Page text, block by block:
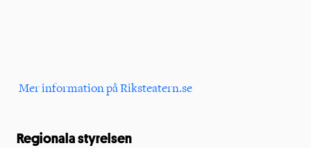
Mer information på Riksteatern.se
Regionala styrelsen